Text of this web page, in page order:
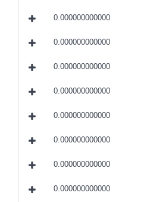
0.000000000000
0.000000000000
0.000000000000
0.000000000000
0.000000000000
0.000000000000
0.000000000000
0.000000000000